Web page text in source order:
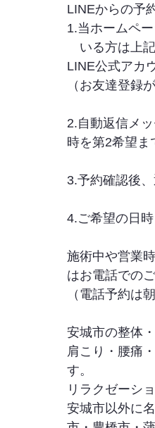
LINEからの予
1.当ホームペ
いる方は上記
LINE公式アカ
（お友達登録
2.自動返信メ
時を第2希望ま
3.予約確認後
4.ご希望の日
施術中や営業
はお電話での
（電話予約は
安城市の整体
肩こり・腰痛
す。
リラクゼーシ
安城市以外に